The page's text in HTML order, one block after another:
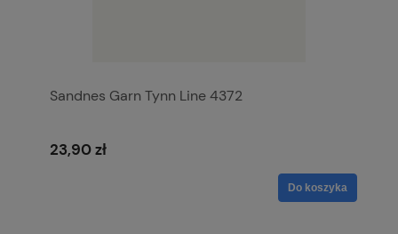
Sandnes Garn Tynn Line 4372
23,90 zł
Do koszyka